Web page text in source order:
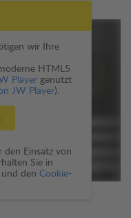
wir Ihre
HTML5
Playergenutzt
JW Player).
Einsatz von
Sie in
den Cookie-